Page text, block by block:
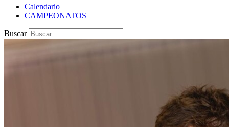
Calendario
CAMPEONATOS
Buscar